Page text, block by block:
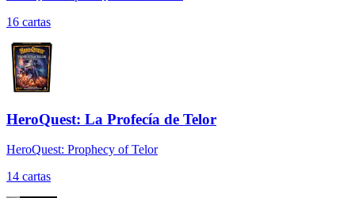
16 cartas
HeroQuest: La Profecía de Telor
HeroQuest: Prophecy of Telor
14 cartas